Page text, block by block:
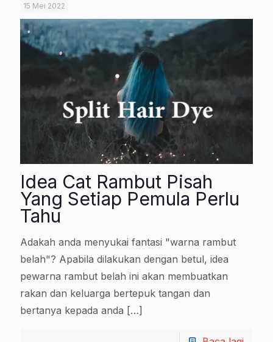
15 Mei 2022
Idea Cat Rambut Pisah
Yang Setiap Pemula Perlu
Tahu
Adakah anda menyukai fantasi "warna rambut
belah"? Apabila dilakukan dengan betul, idea
pewarna rambut belah ini akan membuatkan
rakan dan keluarga bertepuk tangan dan
bertanya kepada anda […]